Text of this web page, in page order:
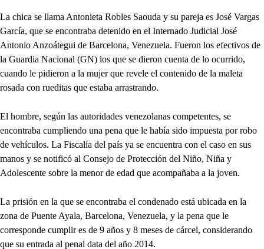
La chica se llama Antonieta Robles Saouda y su pareja es José Vargas
García, que se encontraba detenido en el Internado Judicial José
Antonio Anzoátegui de Barcelona, Venezuela. Fueron los efectivos de
la Guardia Nacional (GN) los que se dieron cuenta de lo ocurrido,
cuando le pidieron a la mujer que revele el contenido de la maleta
rosada con rueditas que estaba arrastrando.
El hombre, según las autoridades venezolanas competentes, se
encontraba cumpliendo una pena que le había sido impuesta por robo
de vehículos. La Fiscalía del país ya se encuentra con el caso en sus
manos y se notificó al Consejo de Protección del Niño, Niña y
Adolescente sobre la menor de edad que acompañaba a la joven.
La prisión en la que se encontraba el condenado está ubicada en la
zona de Puente Ayala, Barcelona, Venezuela, y la pena que le
corresponde cumplir es de 9 años y 8 meses de cárcel, considerando
que su entrada al penal data del año 2014.